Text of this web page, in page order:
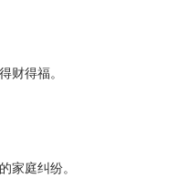
财得福。
家庭纠纷。